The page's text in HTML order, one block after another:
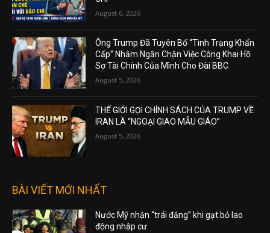
August 6, 2026
Ông Trump Đã Tuyên Bố “Tình Trạng Khẩn
Cấp” Nhằm Ngăn Chặn Việc Công Khai Hồ
Sơ Tài Chính Của Mình Cho Đài BBC
August 5, 2026
THẾ GIỚI GỌI CHÍNH SÁCH CỦA TRUMP VỀ
IRAN LÀ “NGOẠI GIAO MẪU GIÁO”
August 5, 2026
BÀI VIẾT MỚI NHẤT
Nước Mỹ nhận “trái đắng” khi gạt bỏ lao
động nhập cư